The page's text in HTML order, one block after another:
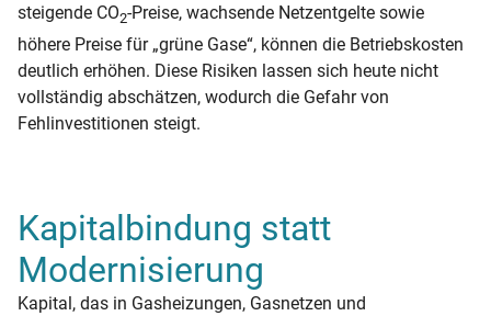
steigende CO2-Preise, wachsende Netzentgelte sowie
höhere Preise für „grüne Gase“, können die Betriebskosten
deutlich erhöhen. Diese Risiken lassen sich heute nicht
vollständig abschätzen, wodurch die Gefahr von
Fehlinvestitionen steigt.
Kapitalbindung statt
Modernisierung
Kapital, das in Gasheizungen, Gasnetzen und